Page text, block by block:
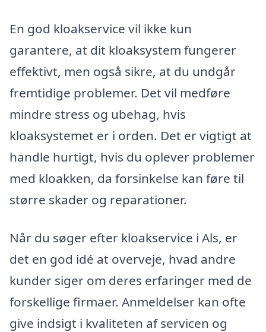
En god kloakservice vil ikke kun
garantere, at dit kloaksystem fungerer
effektivt, men også sikre, at du undgår
fremtidige problemer. Det vil medføre
mindre stress og ubehag, hvis
kloaksystemet er i orden. Det er vigtigt at
handle hurtigt, hvis du oplever problemer
med kloakken, da forsinkelse kan føre til
større skader og reparationer.
Når du søger efter kloakservice i Als, er
det en god idé at overveje, hvad andre
kunder siger om deres erfaringer med de
forskellige firmaer. Anmeldelser kan ofte
give indsigt i kvaliteten af servicen og